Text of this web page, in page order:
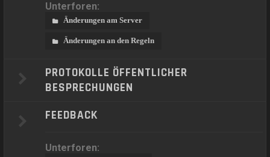
Unterforen:
Änderungen am Server
Änderungen an den Regeln
PROTOKOLLE ÖFFENTLICHER
BESPRECHUNGEN
FEEDBACK
Unterforen: